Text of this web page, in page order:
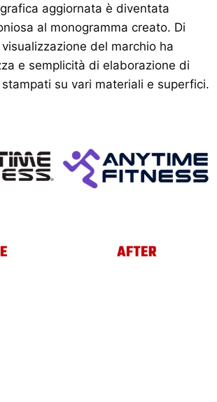
aggiornata è diventata
al monogramma creato. Di
del marchio ha
e semplicità di elaborazione di
su vari materiali e superfici.